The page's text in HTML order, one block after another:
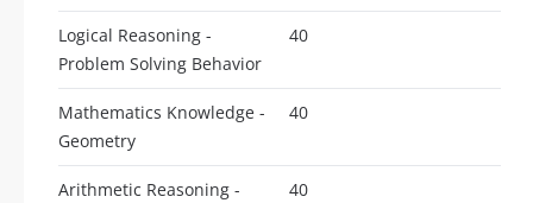
Logical Reasoning -
Problem Solving Behavior
40
Mathematics Knowledge -
Geometry
40
Arithmetic Reasoning -
40